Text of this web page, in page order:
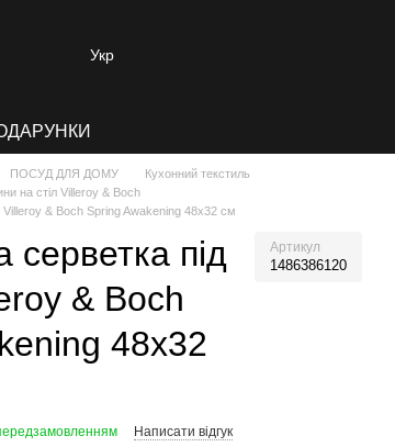
Укр
ПОСУД ДЛЯ ДОМУ
Кухонний текстиль
на стіл Villeroy & Boch
Villeroy & Boch Spring Awakening 48x32 см
серветка під
& Boch
48x32
Артикул
1486386120
Написати відгук